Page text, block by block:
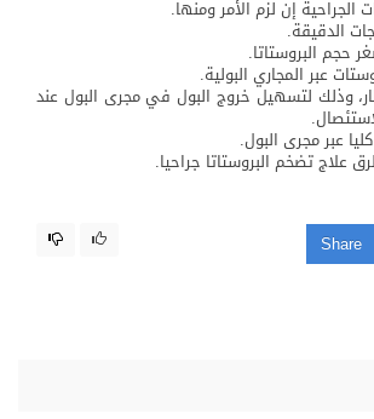
الجراحية إن لزم الأمر ومنها.
الدقيقة.
حجم البروستاتا.
عبر المجاري البولية.
وذلك لتسهيل خروج البول في مجرى البول عند
عبر مجرى البول.
تضخم البروستاتا جراحيا.
Share